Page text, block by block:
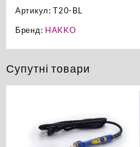
Артикул:T20-BL
Бренд: HAKKO
Супутні товари